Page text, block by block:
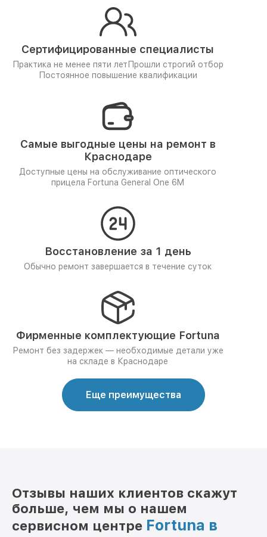
Сертифицированные специалисты
Практика не менее пяти лет Прошли строгий отбор
Постоянное повышение квалификации
Самые выгодные цены на ремонт в
Краснодаре
Доступные цены на обслуживание оптического
прицела Fortuna General One 6M
Восстановление за 1 день
Обычно ремонт завершается в течение суток
Фирменные комплектующие Fortuna
Ремонт без задержек — необходимые детали уже
на складе в Краснодаре
Еще преимущества
Отзывы наших клиентов скажут
больше, чем мы о нашем
сервисном центре Fortuna в